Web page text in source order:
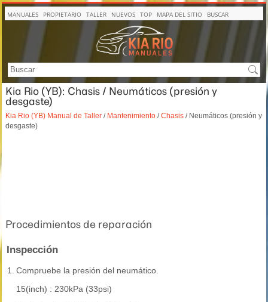
MANUALES PROPIETARIO TALLER NUEVOS TOP MAPA DEL SITIO BUSCAR
Kia Rio (YB): Chasis / Neumáticos (presión y
desgaste)
Kia Rio (YB) Manual de Taller / Mantenimiento /Chasis / Neumáticos (presión y
desgaste)
Procedimientos de reparación
Inspección
1.
Compruebe la presión del neumático.
15(inch) : 230kPa (33psi)